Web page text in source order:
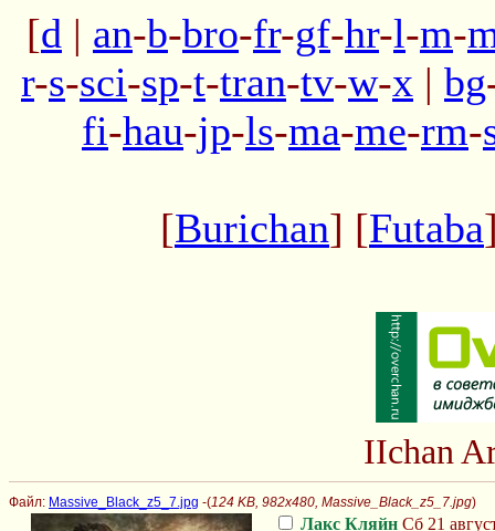
[d | an-b-bro-fr-gf-hr-l-m-
r-s-sci-sp-t-tran-tv-w-x | bg
fi-hau-jp-ls-ma-me-rm-
[Burichan] [Futaba
IIchan
Файл: Massive_Black_z5_7.jpg -(124 KB, 982x480, Massive_Black_z5_7.jpg)
Лакс Кляйн Сб 21